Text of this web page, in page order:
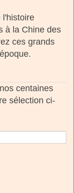
l'histoire
à la Chine des
ces grands
centaines
sélection ci-